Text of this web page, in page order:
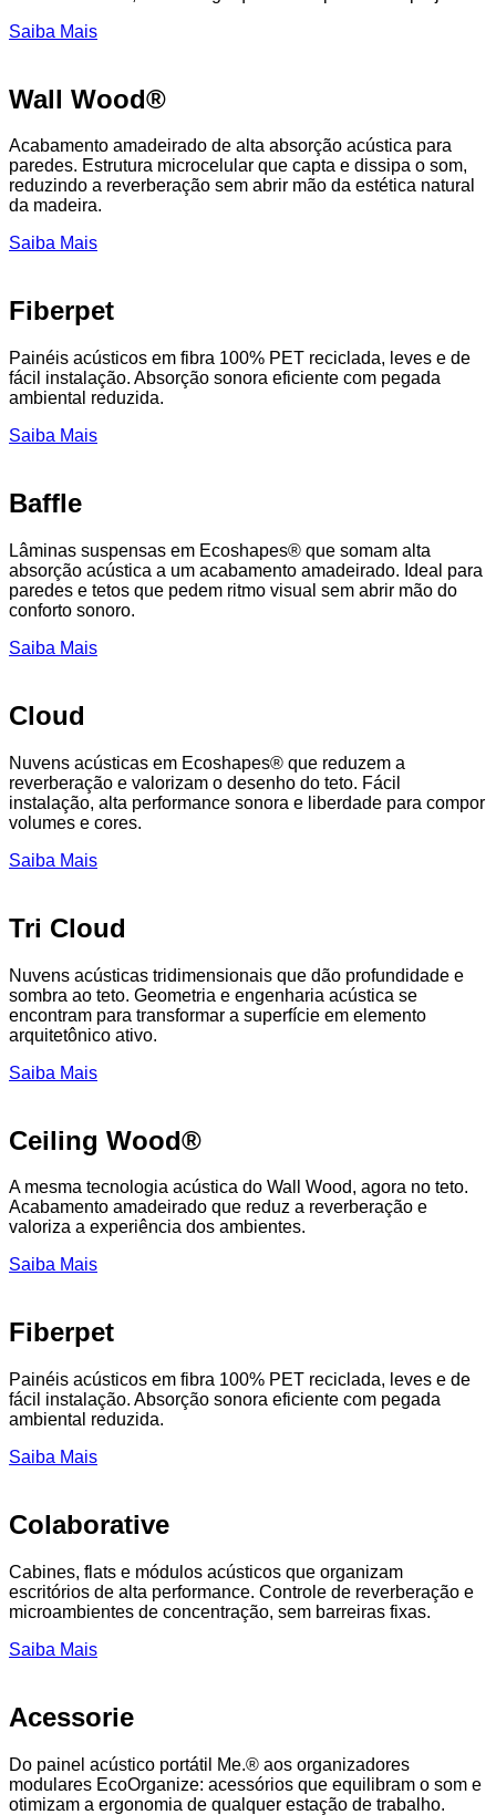
Saiba Mais
Wall Wood®
Acabamento amadeirado de alta absorção acústica para
paredes. Estrutura microcelular que capta e dissipa o som,
reduzindo a reverberação sem abrir mão da estética natural
da madeira.
Saiba Mais
Fiberpet
Painéis acústicos em fibra 100% PET reciclada, leves e de
fácil instalação. Absorção sonora eficiente com pegada
ambiental reduzida.
Saiba Mais
Baffle
Lâminas suspensas em Ecoshapes® que somam alta
absorção acústica a um acabamento amadeirado. Ideal para
paredes e tetos que pedem ritmo visual sem abrir mão do
conforto sonoro.
Saiba Mais
Cloud
Nuvens acústicas em Ecoshapes® que reduzem a
reverberação e valorizam o desenho do teto. Fácil
instalação, alta performance sonora e liberdade para compor
volumes e cores.
Saiba Mais
Tri Cloud
Nuvens acústicas tridimensionais que dão profundidade e
sombra ao teto. Geometria e engenharia acústica se
encontram para transformar a superfície em elemento
arquitetônico ativo.
Saiba Mais
Ceiling Wood®
A mesma tecnologia acústica do Wall Wood, agora no teto.
Acabamento amadeirado que reduz a reverberação e
valoriza a experiência dos ambientes.
Saiba Mais
Fiberpet
Painéis acústicos em fibra 100% PET reciclada, leves e de
fácil instalação. Absorção sonora eficiente com pegada
ambiental reduzida.
Saiba Mais
Colaborative
Cabines, flats e módulos acústicos que organizam
escritórios de alta performance. Controle de reverberação e
microambientes de concentração, sem barreiras fixas.
Saiba Mais
Acessorie
Do painel acústico portátil Me.® aos organizadores
modulares EcoOrganize: acessórios que equilibram o som e
otimizam a ergonomia de qualquer estação de trabalho.